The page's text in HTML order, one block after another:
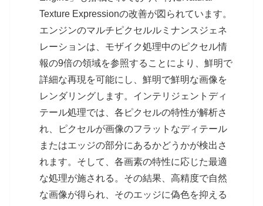
Texture Expressionの改善が図られています。
エンジンのマルチピクセルルミナンスジェネ
レーションは、モザイク処理中のピクセル情
報の9倍の領域を参照することにより、鮮明で
詳細な再現を可能にし、鮮明で鮮明な画像を
レンダリングします。インテリジェントディ
テール処理では、各ピクセルの特性が解析さ
れ、ピクセルが画像のフラットなディテール
またはエッジの部分にあるかどうかが検出さ
れます。そして、各画素の特性に応じた最適
な処理が施される。その結果、高精度で自然
な画像が得られ、そのエッジに偽色を抑える